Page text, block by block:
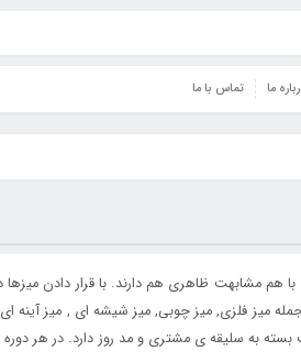
ما تماس با ما
هم مشابهت ظاهری هم دارند. با قرار دادن
میز فلزی, میز چوبی, میز شیشه ای , میز آینه
بسته به سلیقه ی مشتری و مد روز دارد. در هر دوره